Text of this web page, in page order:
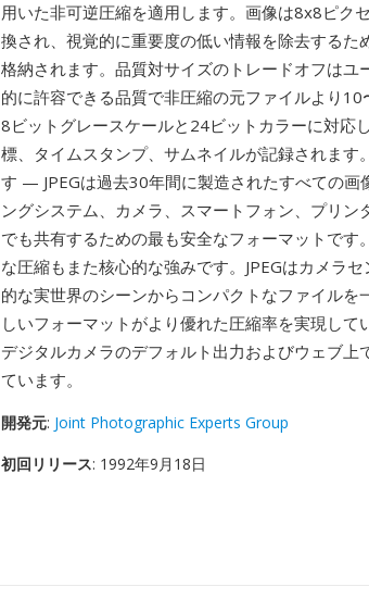
用いた非可逆圧縮を適用します。画像は8x8ピク
換され、視覚的に重要度の低い情報を除去する
格納されます。品質対サイズのトレードオフは
的に許容できる品質で非圧縮の元ファイルより
8ビットグレースケールと24ビットカラーに対応
標、タイムスタンプ、サムネイルが記録されま
す — JPEGは過去30年間に製造されたすべての画
ングシステム、カメラ、スマートフォン、プリ
でも共有するための最も安全なフォーマットで
な圧縮もまた核心的な強みです。JPEGはカメラ
的な実世界のシーンからコンパクトなファイルを
しいフォーマットがより優れた圧縮率を実現して
デジタルカメラのデフォルト出力およびウェブ
ています。
開発元: Joint Photographic Experts Group
初回リリース: 1992年9月18日